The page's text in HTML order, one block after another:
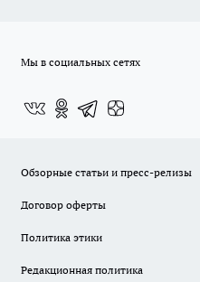
Мы в социальных сетях
Обзорные статьи и пресс-релизы
Договор оферты
Политика этики
Редакционная политика